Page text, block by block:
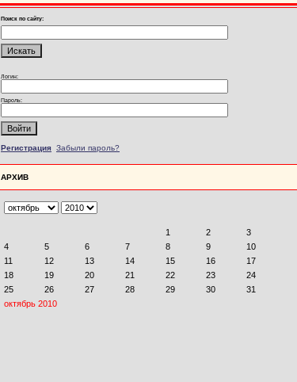
Поиск по сайту:
Логин:
Пароль:
Регистрация Забыли пароль?
АРХИВ